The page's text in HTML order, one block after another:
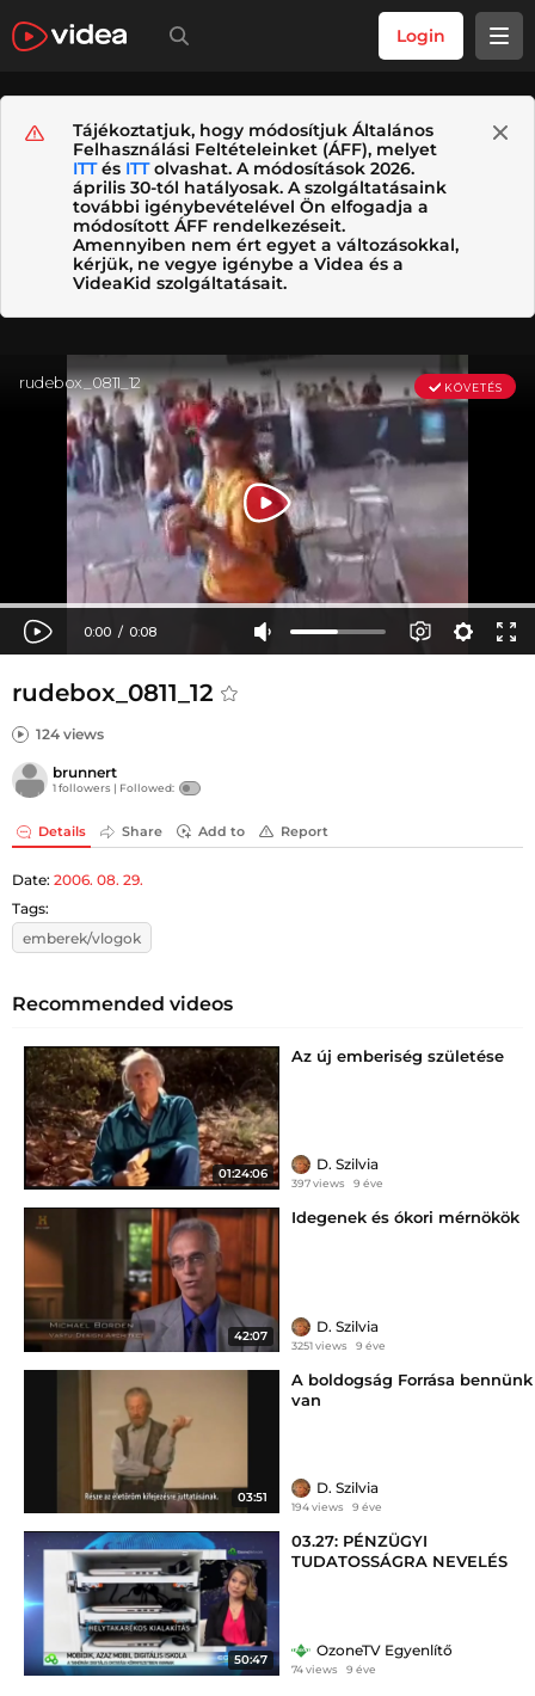
Login
Tájékoztatjuk, hogy módosítjuk Általános
Felhasználási Feltételeinket (ÁFF), melyet
ITTés ITTolvashat. A módosítások 2026.
április 30-tól hatályosak. A szolgáltatásaink
további igénybevételével Ön elfogadja a
módosított ÁFF rendelkezéseit.
Amennyiben nem ért egyet a változásokkal,
kérjük, ne vegye igénybe a Videa és a
VideaKid szolgáltatásait.
rudebox_0811_12
124 views
brunnert
1 followers | Followed:
Details Share Add to Report
Date: 2006. 08. 29.
Tags:
emberek/vlogok
Recommended videos
01:24:06
Az új emberiség születése
D. Szilvia
397 views 9 éve
42:07
Idegenek és ókori mérnökök
D. Szilvia
3251 views 9 éve
03:51
A boldogság Forrása bennünk
van
D. Szilvia
194 views 9 éve
50:47
03.27: PÉNZÜGYI
TUDATOSSÁGRA NEVELÉS
OzoneTV Egyenlítő
74 views 9 éve